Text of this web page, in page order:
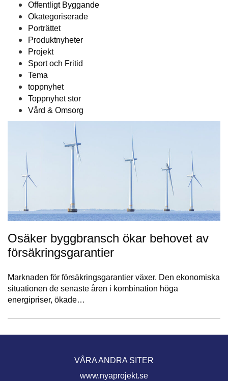
Offentligt Byggande
Okategoriserade
Porträttet
Produktnyheter
Projekt
Sport och Fritid
Tema
toppnyhet
Toppnyhet stor
Vård & Omsorg
Osäker byggbransch ökar behovet av
försäkringsgarantier
Marknaden för försäkringsgarantier växer. Den ekonomiska
situationen de senaste åren i kombination höga
energipriser, ökade…
VÅRA ANDRA SITER
www.nyaprojekt.se